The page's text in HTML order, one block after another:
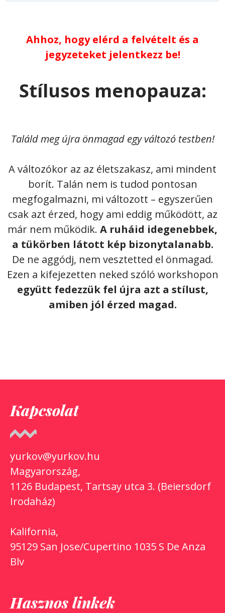
Ahhoz, hogy elérd a felvételt és a
jegyzeteket jelentkezz be!
Stílusos menopauza:
Találd meg újra önmagad egy változó testben!
A változókor az az életszakasz, ami mindent
borít. Talán nem is tudod pontosan
megfogalmazni, mi változott – egyszerűen
csak azt érzed, hogy ami eddig működött, az
már nem működik. A ruháid idegenebbek,
a tükörben látott kép bizonytalanabb.
De ne aggódj, nem vesztetted el önmagad.
Ezen a kifejezetten neked szóló workshopon
együtt fedezzük fel újra azt a stílust,
amiben jól érzed magad.
Kapcsolat
yurkov@yurkov.hu
Magyarország,
1126 Budapest, Tartsay utca 3. (Beiersdorf
Irodaház)
Kalifornia,
95129 San Jose/Cupertino 1035 S De Anza
Blv
Hasznos linkek